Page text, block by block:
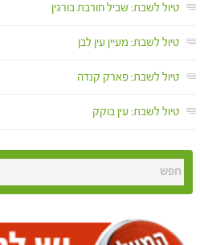
טיול לשבת: שביל חורבת בורגין
טיול לשבת: מעיין עין לבן
טיול לשבת: פארק קנדה
טיול לשבת: עין בוקק